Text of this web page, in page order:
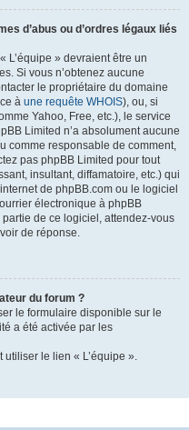
d’abus ou d’ordres légaux liés
L’équipe » devraient être un
Si vous n’obtenez aucune
le propriétaire du domaine
à une requête WHOIS), ou, si
Yahoo, Free, etc.), le service
Limited n’a absolument aucune
comme responsable de comment,
pas phpBB Limited pour tout
insultant, diffamatoire, etc.) qui
de phpBB.com ou le logiciel
électronique à phpBB
de ce logiciel, attendez-vous
de réponse.
du forum ?
le formulaire disponible sur le
a été activée par les
le lien « L’équipe ».